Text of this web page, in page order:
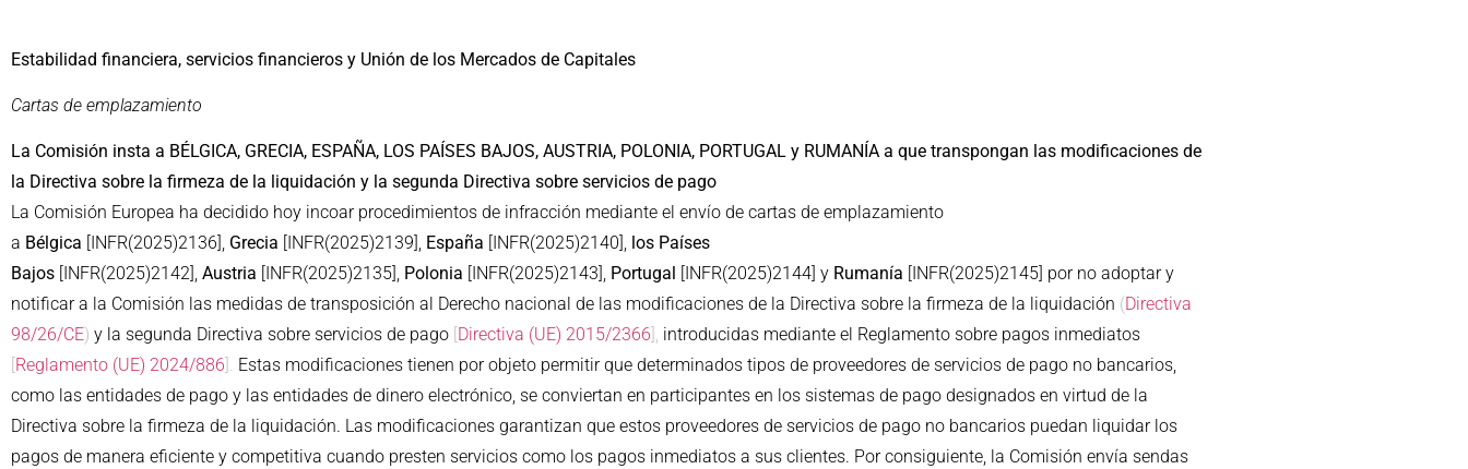
Estabilidad financiera, servicios financieros y Unión de los Mercados de Capitales
Cartas de emplazamiento
La Comisión insta a BÉLGICA, GRECIA, ESPAÑA, LOS PAÍSES BAJOS, AUSTRIA, POLONIA, PORTUGAL y RUMANÍA a que transpongan las modificaciones de
la Directiva sobre la firmeza de la liquidación y la segunda Directiva sobre servicios de pago
La Comisión Europea ha decidido hoy incoar procedimientos de infracción mediante el envío de cartas de emplazamiento
a Bélgica [INFR(2025)2136], Grecia [INFR(2025)2139], España [INFR(2025)2140], los Países
Bajos [INFR(2025)2142], Austria [INFR(2025)2135], Polonia [INFR(2025)2143], Portugal [INFR(2025)2144] y Rumanía [INFR(2025)2145] por no adoptar y
notificar a la Comisión las medidas de transposición al Derecho nacional de las modificaciones de la Directiva sobre la firmeza de la liquidación (Directiva
98/26/CE) y la segunda Directiva sobre servicios de pago Directiva (UE) 2015/2366 ], introducidas mediante el Reglamento sobre pagos inmediatos
Reglamento (UE) 2024/886 ]. Estas modificaciones tienen por objeto permitir que determinados tipos de proveedores de servicios de pago no bancarios,
como las entidades de pago y las entidades de dinero electrónico, se conviertan en participantes en los sistemas de pago designados en virtud de la
Directiva sobre la firmeza de la liquidación. Las modificaciones garantizan que estos proveedores de servicios de pago no bancarios puedan liquidar los
pagos de manera eficiente y competitiva cuando presten servicios como los pagos inmediatos a sus clientes. Por consiguiente, la Comisión envía sendas